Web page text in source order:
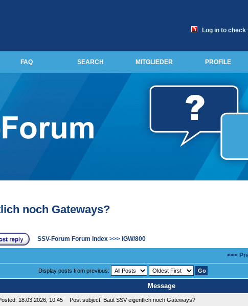
Log in to
FAQ SEARCH MITGLIEDER PROFILE
noch Gateways?
SSV-Forum Forum Index>>> IGW/800
<<<
Display posts from previous:
Message
18.03.2026, 10:45 Post subject: Baut SSV eigentlich noch Gateways?